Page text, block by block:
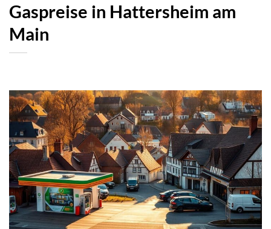
Gaspreise in Hattersheim am
Main